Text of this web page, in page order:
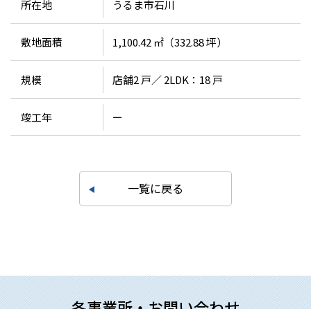
所在地 うるま市石川
敷地面積 1,100.42 ㎡（332.88 坪）
規模 店舗2 戸／ 2LDK：18 戸
竣工年 ー
一覧に戻る